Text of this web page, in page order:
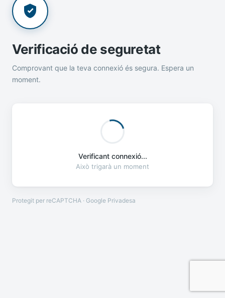
Verificació de seguretat
Comprovant que la teva connexió és segura. Espera un
moment.
Verificant connexió...
Això trigarà un moment
Protegit per reCAPTCHA · Google Privadesa